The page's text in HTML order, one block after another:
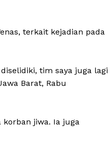
terkait kejadian pada
tim saya juga lagi
Barat, Rabu
jiwa. Ia juga